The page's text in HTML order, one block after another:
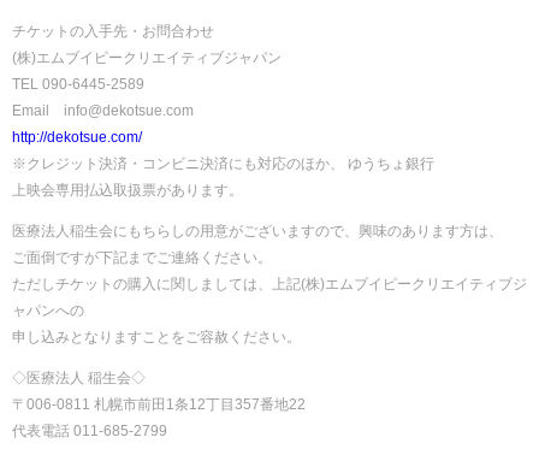
チケットの入手先・お問合わせ
(株)エムブイピークリエイティブジャパン
TEL 090-6445-2589
Email info@dekotsue.com
http://dekotsue.com/
※クレジット決済・コンビニ決済にも対応のほか、 ゆうちょ銀行
上映会専用払込取扱票があります。
医療法人稲生会にもちらしの用意がございますので、興味のあります方は、
ご面倒ですが下記までご連絡ください。
ただしチケットの購入に関しましては、上記(株)エムブイピークリエイティブジ
ャパンへの
申し込みとなりますことをご容赦ください。
◇医療法人 稲生会◇
〒006-0811 札幌市前田1条12丁目357番地22
代表電話 011-685-2799